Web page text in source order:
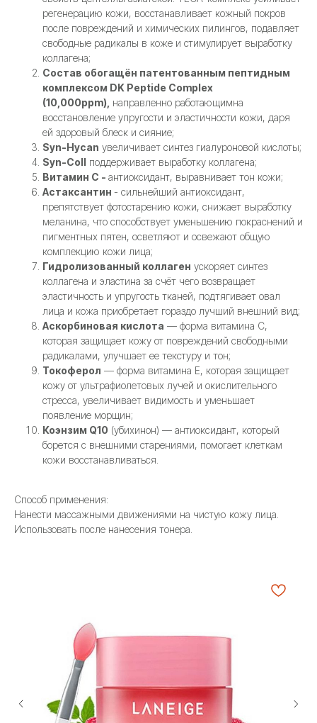
регенерацию кожи, восстанавливает кожный покров
после повреждений и химических пилингов, подавляет
свободные радикалы в коже и стимулирует выработку
коллагена;
Состав обогащён патентованным пептидным
комплексом DK Peptide Complex
(10,000ppm), направленно работающимна
восстановление упругости и эластичности кожи, даря
ей здоровый блеск и сияние;
Syn-Hycan увеличивает синтез гиалуроновой кислоты;
Syn-Coll поддерживает выработку коллагена;
Витамин С - антиоксидант, выравнивает тон кожи;
Астаксантин - сильнейший антиоксидант,
препятствует фотостарению кожи, снижает выработку
меланина, что способствует уменьшению покраснений и
пигментных пятен, осветляют и освежают общую
комплекцию кожи лица;
Гидролизованный коллаген ускоряет синтез
коллагена и эластина за счёт чего возвращает
эластичность и упругость тканей, подтягивает овал
лица и кожа приобретает гораздо лучший внешний вид;
Аскорбиновая кислота — форма витамина C,
которая защищает кожу от повреждений свободными
радикалами, улучшает ее текстуру и тон;
Токоферол — форма витамина E, которая защищает
кожу от ультрафиолетовых лучей и окислительного
стресса, увеличивает видимость и уменьшает
появление морщин;
Коэнзим Q10 (убихинон) — антиоксидант, который
борется с внешними старениями, помогает клеткам
кожи восстанавливаться.
Способ применения:
Нанести массажными движениями на чистую кожу лица.
Использовать после нанесения тонера.